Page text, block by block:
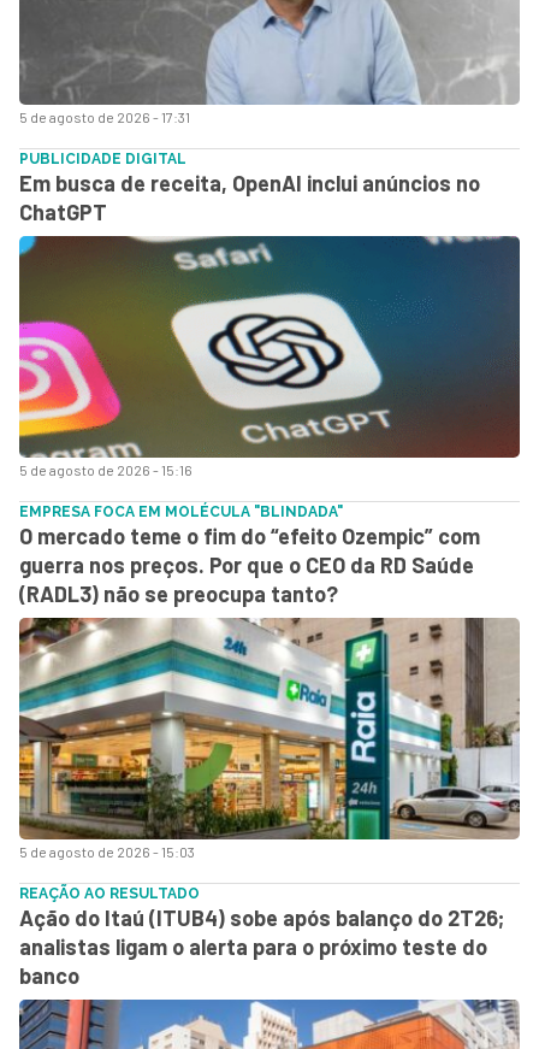
5 de agosto de 2026 - 17:31
5 de agosto de 2026 - 15:16
PUBLICIDADE DIGITAL
Em busca de receita, OpenAI inclui anúncios no
ChatGPT
5 de agosto de 2026 - 15:03
EMPRESA FOCA EM MOLÉCULA "BLINDADA"
O mercado teme o fim do “efeito Ozempic” com
guerra nos preços. Por que o CEO da RD Saúde
(RADL3) não se preocupa tanto?
REAÇÃO AO RESULTADO
Ação do Itaú (ITUB4) sobe após balanço do 2T26;
analistas ligam o alerta para o próximo teste do
banco